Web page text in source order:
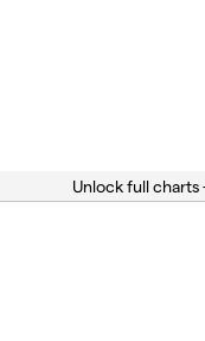
Unlock full charts